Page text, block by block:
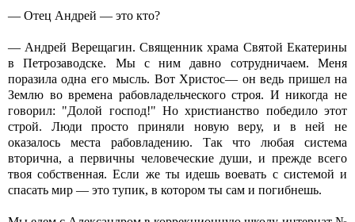
— Отец Андрей — это кто?
— Андрей Верещагин. Священник храма Святой Екатерины
в Петрозаводске. Мы с ним давно сотрудничаем. Меня
поразила одна его мысль. Вот Христос— он ведь пришел на
Землю во времена рабовладельческого строя. И никогда не
говорил: "Долой господ!" Но христианство победило этот
строй. Люди просто приняли новую веру, и в ней не
оказалось места рабовладению. Так что любая система
вторична, а первичны человеческие души, и прежде всего
твоя собственная. Если же ты идешь воевать с системой и
спасать мир — это тупик, в котором ты сам и погибнешь.